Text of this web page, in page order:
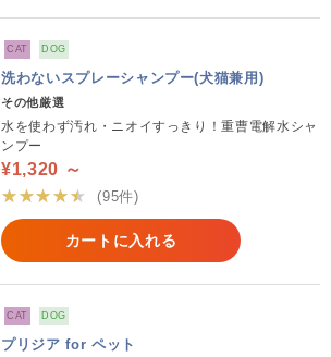
CAT DOG
洗わないスプレーシャンプー(犬猫兼用)
その他厳選
水を使わず汚れ・ニオイすっきり！重曹電解水シャ
ンプー
¥1,320 ～
★★★★★
(95件)
カートに入れる
CAT DOG
プリジア for ペット